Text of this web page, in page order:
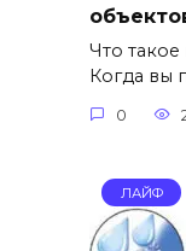
Что такое
Когда вы
0
ЛАЙФ